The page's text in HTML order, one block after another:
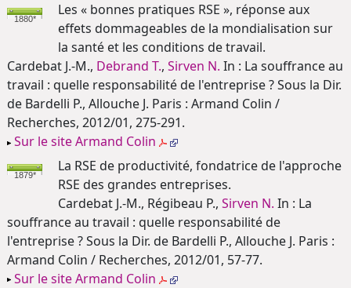
1880*
Les « bonnes pratiques RSE », réponse aux
effets dommageables de la mondialisation sur
la santé et les conditions de travail.
Cardebat J.-M., Debrand T., Sirven N. In : La souffrance au
travail : quelle responsabilité de l'entreprise ? Sous la Dir.
de Bardelli P., Allouche J. Paris : Armand Colin /
Recherches, 2012/01, 275-291.
Sur le site Armand Colin
1879*
La RSE de productivité, fondatrice de l'approche
RSE des grandes entreprises.
Cardebat J.-M., Régibeau P., Sirven N. In : La
souffrance au travail : quelle responsabilité de
l'entreprise ? Sous la Dir. de Bardelli P., Allouche J. Paris :
Armand Colin / Recherches, 2012/01, 57-77.
Sur le site Armand Colin